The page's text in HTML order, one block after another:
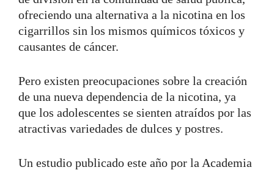
ofreciendo una alternativa a la nicotina en los
cigarrillos sin los mismos químicos tóxicos y
causantes de cáncer.
Pero existen preocupaciones sobre la creación
de una nueva dependencia de la nicotina, ya
que los adolescentes se sienten atraídos por las
atractivas variedades de dulces y postres.
Un estudio publicado este año por la Academia